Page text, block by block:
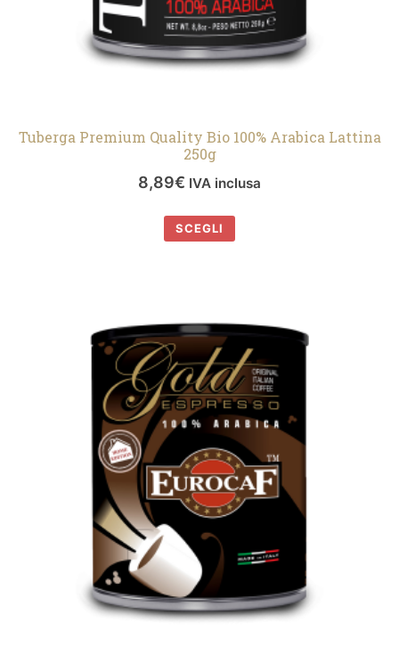
Tuberga Premium Quality Bio 100% Arabica Lattina
250g
8,89€ IVA inclusa
SCEGLI